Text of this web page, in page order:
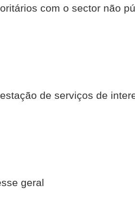
com o sector não
de serviços de
geral